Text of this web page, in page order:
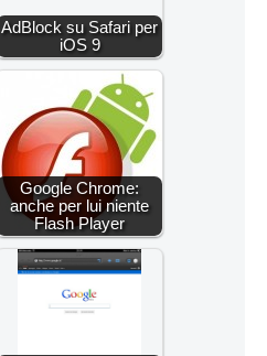
AdBlock su Safari per
iOS 9
Google Chrome:
anche per lui niente
Flash Player